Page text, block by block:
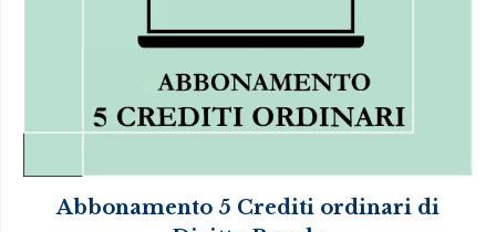
Abbonamento 5 Crediti ordinari di